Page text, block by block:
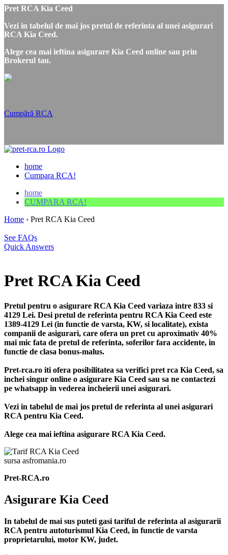
Pret RCA Kia Ceed
Vezi in tabelul de mai jos pretul de referinta al unei asigurari
RCA Kia Ceed.
Alege cea mai ieftina asigurare Kia Ceed online sau prin
Brokerul tau.
Cumpără RCA
home
Cumpara RCA!
home
CUMPARA RCA!
Home › Pret RCA Kia Ceed
See FAQs
Quick Answers
Pret RCA Kia Ceed
Pretul pentru o asigurare RCA Kia Ceed variaza intre 833 si
4129 Lei. Desi pretul de referinta pentru RCA Kia Ceed este
1389-4129 Lei (in functie de varsta, KW, si localitate), exista
companii de asigurari, care ofera un pret cu aproximativ 40%
mai mic fata de pretul de referinta, soferilor fara accidente, in
functie de clasa bonus-malus.
Pret-rca.ro iti ofera posibilitatea sa verifici pret rca Kia Ceed, sa
inchei singur online o asigurare Kia Ceed sau sa ne contactezi
pe whatsapp in vederea incheierii unei asigurari.
Vezi in tabelul de mai jos pretul de referinta al unei asigurari
RCA pentru Kia Ceed.
Alege cea mai ieftina asigurare RCA Kia Ceed.
sursa asfromania.ro
Pret-RCA.ro
Asigurare Kia Ceed
In tabelul de mai sus puteti gasi tariful de referinta al asigurarii
RCA pentru autoturismul Kia Ceed, in functie de varsta
proprietarului, motor KW, judet.